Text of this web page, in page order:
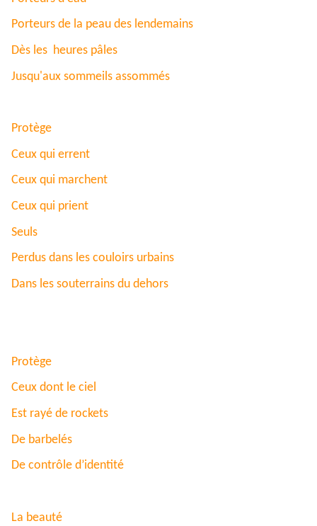
Porteurs de la peau des lendemains
Dès les heures pâles
Jusqu'aux sommeils assommés
Protège
Ceux qui errent
Ceux qui marchent
Ceux qui prient
Seuls
Perdus dans les couloirs urbains
Dans les souterrains du dehors
Protège
Ceux dont le ciel
Est rayé de rockets
De barbelés
De contrôle d’identité
La beauté